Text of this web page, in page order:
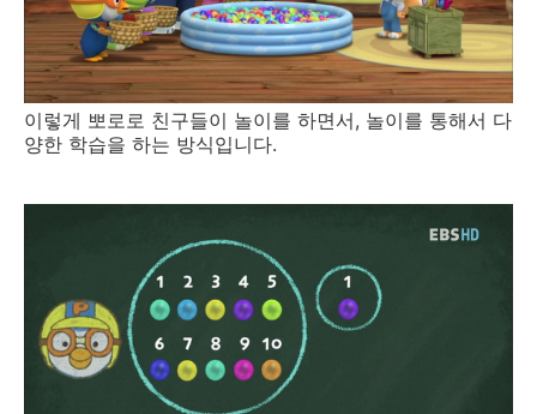
이렇게 뽀로로 친구들이 놀이를 하면서, 놀이를 통해서 다
양한 학습을 하는 방식입니다.